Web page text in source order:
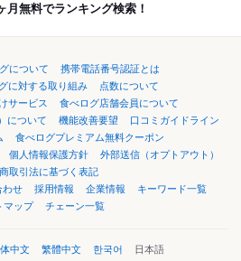
月無料でランキング検索！
について
携帯電話番号認証とは
に対する取り組み
点数について
サービス
食べログ店舗会員について
について
機能改善要望
口コミガイドライン
食べログプレミアム無料クーポン
個人情報保護方針
外部送信（オプトアウト）
取引法に基づく表記
わせ 採用情報 企業情報
キーワード一覧
マップ
チェーン一覧
中文 繁體中文 한국어 日本語